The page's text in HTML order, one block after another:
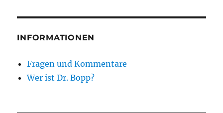
INFORMATIONEN
Fragen und Kommentare
Wer ist Dr. Bopp?